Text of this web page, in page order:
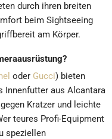
durch ihren breiten
beim Sightseeing
am Körper.
oder Gucci) bieten
Innenfutter aus Alcantara
Kratzer und leichte
teures Profi-Equipment
speziellen